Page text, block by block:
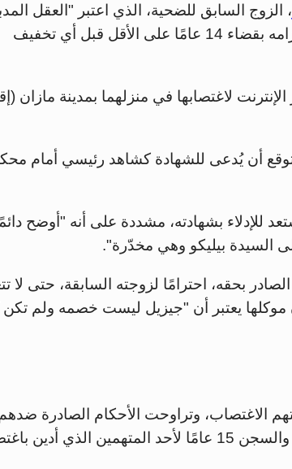
، الزوج السابق للضحية، الذي اعتبر "العقل
للجريمة، إذ حكم عليه بالسجن 20 عامًا، مع إلزامه بقضاء 14 عامًا على الأقل قبل أي تخفيف
لاغتصابها في منزلهما بمدينة مازان
أن يُدعى للشهادة كشاهد رئيسي أمام
للإدلاء بشهادته، مشددة على أنه "أوضح
السيدة بيليكو وهي مخدّرة".
بحقه، احترامًا لزوجته السابقة، حتى لا
موكلها يعتبر أن "جيزيل ليست خصمه ولم
الاغتصاب، وتراوحت الأحكام الصادرة
السجن 3 سنوات (مع وقف التنفيذ في بعضها) والسجن 15 عامًا لأحد المتهمين الذي